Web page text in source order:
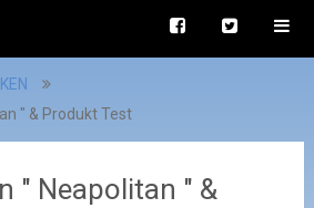
" & Produkt Test
" Neapolitan " &